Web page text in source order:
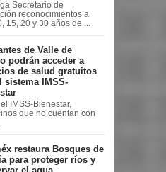
Secretario de
reconocimientos a
20 y 30 años de ...
de Valle de
podrán acceder a
de salud gratuitos
sistema IMSS-
IMSS-Bienestar,
que no cuentan con
restaura Bosques de
para proteger ríos y